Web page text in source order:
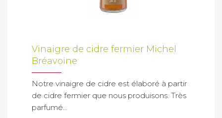
Vinaigre de cidre fermier Michel
Bréavoine
Notre vinaigre de cidre est élaboré à partir
de cidre fermier que nous produisons. Très
parfumé...